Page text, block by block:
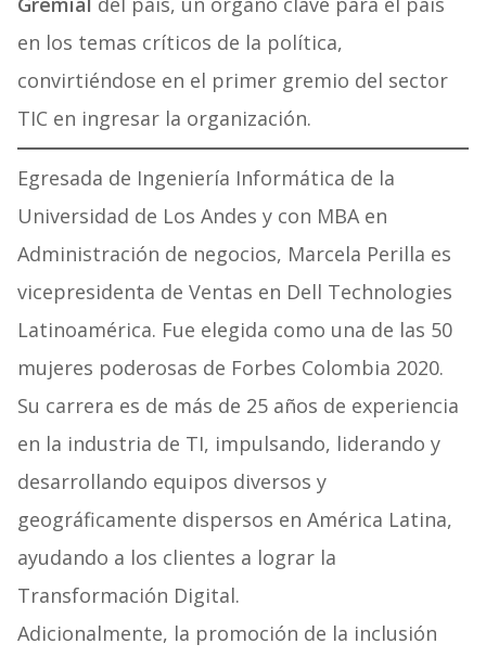
en los temas críticos de la política,
convirtiéndose en el primer gremio del sector
TIC en ingresar la organización.
Egresada de Ingeniería Informática de la
Universidad de Los Andes y con MBA en
Administración de negocios, Marcela Perilla es
vicepresidenta de Ventas en Dell Technologies
Latinoamérica. Fue elegida como una de las 50
mujeres poderosas de Forbes Colombia 2020.
Su carrera es de más de 25 años de experiencia
en la industria de TI, impulsando, liderando y
desarrollando equipos diversos y
geográficamente dispersos en América Latina,
ayudando a los clientes a lograr la
Transformación Digital.
Adicionalmente, la promoción de la inclusión